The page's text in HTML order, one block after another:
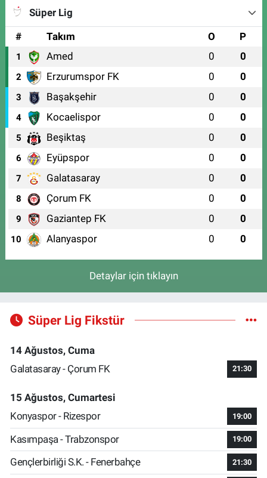
Süper Lig
#
Takım O P
1 Amed 0 0
2 Erzurumspor FK 0 0
3 Başakşehir 0 0
4 Kocaelispor 0 0
5 Beşiktaş 0 0
6 Eyüpspor 0 0
7 Galatasaray 0 0
8 Çorum FK 0 0
9 Gaziantep FK 0 0
10 Alanyaspor 0 0
Detaylar için tıklayın
Süper Lig Fikstür
14 Ağustos, Cuma
Galatasaray - Çorum FK
21:30
15 Ağustos, Cumartesi
Konyaspor - Rizespor
19:00
Kasımpaşa - Trabzonspor 19:00
Gençlerbirliği S.K. - Fenerbahçe 21:30